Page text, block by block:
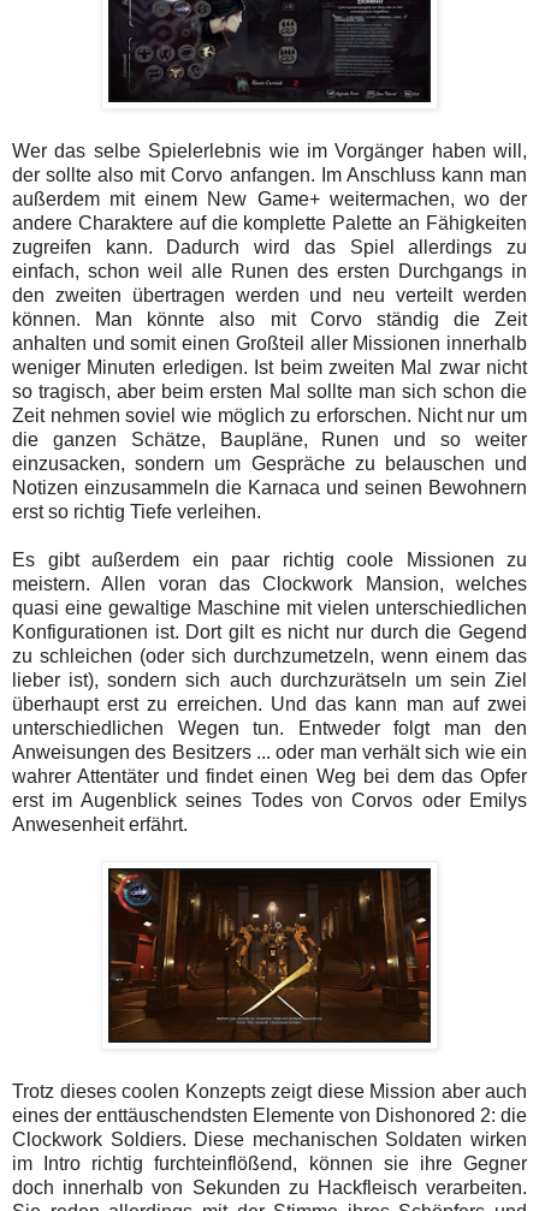
Wer das selbe Spielerlebnis wie im Vorgänger haben will,
der sollte also mit Corvo anfangen. Im Anschluss kann man
außerdem mit einem New Game+ weitermachen, wo der
andere Charaktere auf die komplette Palette an Fähigkeiten
zugreifen kann. Dadurch wird das Spiel allerdings zu
einfach, schon weil alle Runen des ersten Durchgangs in
den zweiten übertragen werden und neu verteilt werden
können. Man könnte also mit Corvo ständig die Zeit
anhalten und somit einen Großteil aller Missionen innerhalb
weniger Minuten erledigen. Ist beim zweiten Mal zwar nicht
so tragisch, aber beim ersten Mal sollte man sich schon die
Zeit nehmen soviel wie möglich zu erforschen. Nicht nur um
die ganzen Schätze, Baupläne, Runen und so weiter
einzusacken, sondern um Gespräche zu belauschen und
Notizen einzusammeln die Karnaca und seinen Bewohnern
erst so richtig Tiefe verleihen.
Es gibt außerdem ein paar richtig coole Missionen zu
meistern. Allen voran das Clockwork Mansion, welches
quasi eine gewaltige Maschine mit vielen unterschiedlichen
Konfigurationen ist. Dort gilt es nicht nur durch die Gegend
zu schleichen (oder sich durchzumetzeln, wenn einem das
lieber ist), sondern sich auch durchzurätseln um sein Ziel
überhaupt erst zu erreichen. Und das kann man auf zwei
unterschiedlichen Wegen tun. Entweder folgt man den
Anweisungen des Besitzers ... oder man verhält sich wie ein
wahrer Attentäter und findet einen Weg bei dem das Opfer
erst im Augenblick seines Todes von Corvos oder Emilys
Anwesenheit erfährt.
Trotz dieses coolen Konzepts zeigt diese Mission aber auch
eines der enttäuschendsten Elemente von Dishonored 2: die
Clockwork Soldiers. Diese mechanischen Soldaten wirken
im Intro richtig furchteinflößend, können sie ihre Gegner
doch innerhalb von Sekunden zu Hackfleisch verarbeiten.